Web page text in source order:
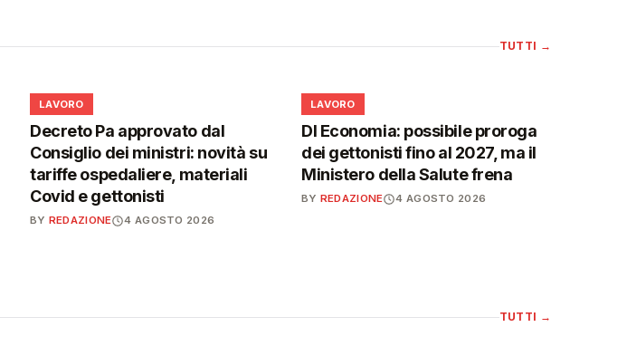
TUTTI →
💼
LAVORO
Decreto Pa approvato dal
Consiglio dei ministri: novità su
tariffe ospedaliere, materiali
Covid e gettonisti
BY REDAZIONE 4 AGOSTO 2026
💼
LAVORO
Dl Economia: possibile proroga
dei gettonisti fino al 2027, ma il
Ministero della Salute frena
BY REDAZIONE 4 AGOSTO 2026
TUTTI →